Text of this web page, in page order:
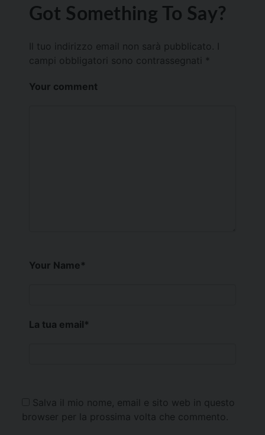
Got Something To Say?
Il tuo indirizzo email non sarà pubblicato.
campi obbligatori sono contrassegnati *
Your comment
Your Name*
La tua email*
Salva il mio nome, email e sito web in questo
browser per la prossima volta che commento.